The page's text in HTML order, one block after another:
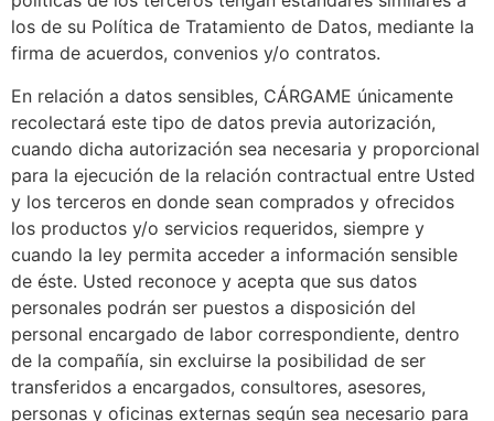
los de su Política de Tratamiento de Datos, mediante la
firma de acuerdos, convenios y/o contratos.
En relación a datos sensibles, CÁRGAME únicamente
recolectará este tipo de datos previa autorización,
cuando dicha autorización sea necesaria y proporcional
para la ejecución de la relación contractual entre Usted
y los terceros en donde sean comprados y ofrecidos
los productos y/o servicios requeridos, siempre y
cuando la ley permita acceder a información sensible
de éste. Usted reconoce y acepta que sus datos
personales podrán ser puestos a disposición del
personal encargado de labor correspondiente, dentro
de la compañía, sin excluirse la posibilidad de ser
transferidos a encargados, consultores, asesores,
personas y oficinas externas según sea necesario para